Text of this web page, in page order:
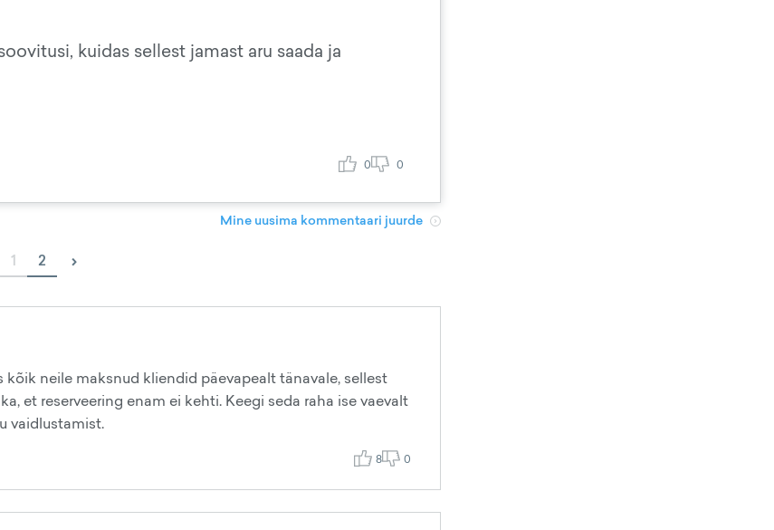
kuidas sellest jamast aru saada ja
0 0
Mine uusima kommentaari juurde
1 2 ›
neile maksnud kliendid päevapealt tänavale, sellest
et reserveering enam ei kehti. Keegi seda raha ise vaevalt
vaidlustamist.
8 0